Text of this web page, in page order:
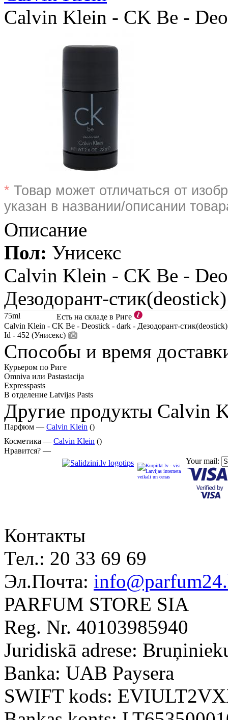
Calvin Klein - CK Be -
* Товар может отличаться от
указан в названии/описании
Описание
Пол: Унисекс
Calvin Klein - CK Be -
Дезодорант-стик(deostick)
75ml
Есть на складе в Риге
Calvin Klein - CK Be - Deostick - dark - Дезодорант-стик(deostick)
Id - 452 (Унисекс)
Способы и время
Курьером по Риге
Omniva или Pastastacija
Expresspasts
В отделение Latvijas Pasts
Другие продукты Calvin
Парфюм — Calvin Klein ()
Косметика — Calvin Klein ()
Нравится? —
Your mail:
Контакты
Тел.: 20 33 69 69
Эл.Почта:
PARFUM STORE SIA
Reg. Nr. 40103985940
Juridiskā adrese:
Banka: UAB Paysera
SWIFT kods: